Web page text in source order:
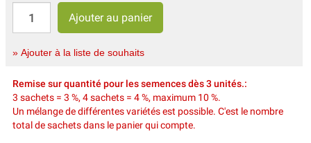
» Ajouter à la liste de souhaits
Remise sur quantité pour les semences dès 3 unités.:
3 sachets = 3 %, 4 sachets = 4 %, maximum 10 %.
Un mélange de différentes variétés est possible. C'est le nombre
total de sachets dans le panier qui compte.